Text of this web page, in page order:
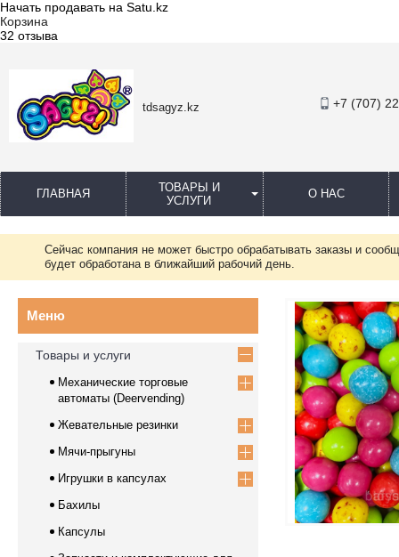
Начать продавать на Satu.kz
Корзина
32 отзыва
tdsagyz.kz +7 (707)
ГЛАВНАЯ
ТОВАРЫ И
УСЛУГИ
О НАС
Сейчас компания не может быстро обрабатывать заказы и
будет обработана в ближайший рабочий день.
Товары и услуги
Механические торговые
автоматы (Deervending)
Жевательные резинки
Мячи-прыгуны
Игрушки в капсулах
Бахилы
Капсулы